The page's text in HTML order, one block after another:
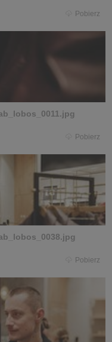
Pobierz
Pobierz
Pobierz